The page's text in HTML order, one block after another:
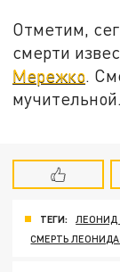
Отметим,
смерти
Мережко.
мучительной.
ТЕГИ: ЛЕОНИД
СМЕРТЬ ЛЕОНИДА